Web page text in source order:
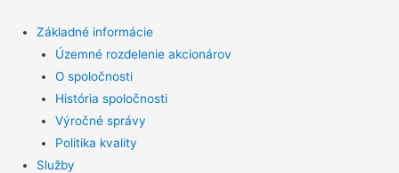
Základné informácie
Územné rozdelenie akcionárov
O spoločnosti
História spoločnosti
Výročné správy
Politika kvality
Služby